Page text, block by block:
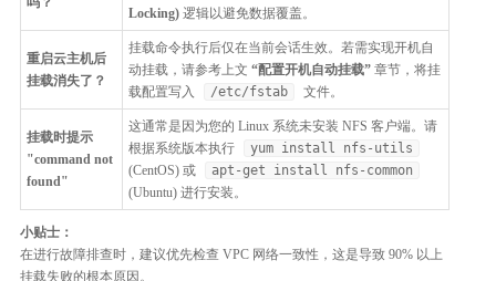
Locking) 逻辑以避免数据覆盖。
重启云主机后
挂载消失了？
挂载命令执行后仅在当前会话生效。若需实现开机自
动挂载，请参考上文 “配置开机自动挂载” 章节，将挂
载配置写入
/etc/fstab 文件。
挂载时提示
"command not
found"
这通常是因为您的 Linux 系统未安装 NFS 客户端。请
根据系统版本执行
yum install nfs-utils
(CentOS) 或
apt-get install nfs-common
(Ubuntu) 进行安装。
小贴士：
在进行故障排查时，建议优先检查 VPC 网络一致性，这是导致 90% 以上
挂载失败的根本原因。